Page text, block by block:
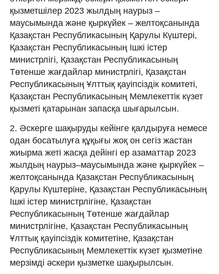
қызметшілер 2023 жылдың наурыз –
маусымында және қыркүйек – желтоқсанында
Қазақстан Республикасының Қарулы Күштері,
Қазақстан Республикасының Ішкі істер
министрлігі, Қазақстан Республикасының
Төтенше жағдайлар министрлігі, Қазақстан
Республикасының Ұлттық қауіпсіздік комитеті,
Қазақстан Республикасының Мемлекеттік күзет
қызметі қатарынан запасқа шығарылсын.
2. Әскерге шақыруды кейінге қалдыруға немесе
одан босатылуға құқығы жоқ он сегіз жастан
жиырма жеті жасқа дейінгі ер азаматтар 2023
жылдың наурыз–маусымында және қыркүйек –
желтоқсанында Қазақстан Республикасының
Қарулы Күштеріне, Қазақстан Республикасының
Ішкі істер министрлігіне, Қазақстан
Республикасының Төтенше жағдайлар
министрлігіне, Қазақстан Республикасының
Ұлттық қауіпсіздік комитетіне, Қазақстан
Республикасының Мемлекеттік күзет қызметіне
мерзімді әскери қызметке шақырылсын.